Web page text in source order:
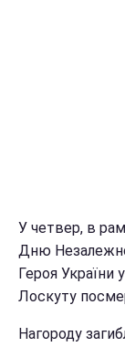
У четвер, в
Дню
Героя України
Лоскуту
Нагороду